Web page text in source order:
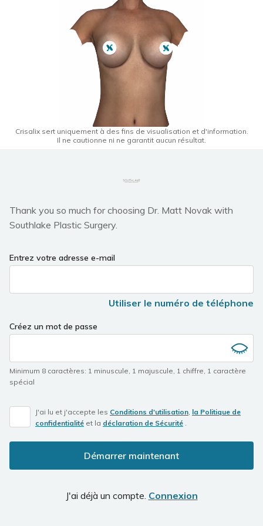
Crisalix sert uniquement à des fins de visualisation et d'information.
Il ne cautionne ni ne garantit aucun résultat.
Thank you so much for choosing Dr. Matt Novak with
Southlake Plastic Surgery.
Entrez votre adresse e-mail
Utiliser le numéro de téléphone
Créez un mot de passe
Minimum 8 caractères: 1 minuscule, 1 majuscule, 1 chiffre, 1 caractère
spécial
J'ai lu et j'accepte les Conditions d'utilisation, la Politique de
confidentialité et la déclaration de Sécurité .
Démarrer maintenant
J'ai déjà un compte. Connexion